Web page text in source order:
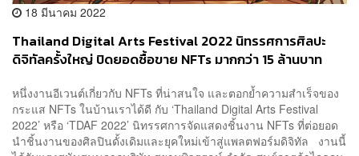
18 มีนาคม 2022
Thailand Digital Arts Festival 2022 นิทรรศการศิลปะ
ดิจิทัลครั้งใหญ่ ปิดยอดซื้อขาย NFTs มากกว่า 15 ล้านบาท
หนึ่งงานอีเวนต์เกี่ยวกับ NFTs ที่น่าสนใจ และตอกย้ำความสำเร็จของ
กระแส NFTs ในบ้านเราได้ดี กับ ‘Thailand Digital Arts Festival
2022’ หรือ ‘TDAF 2022’ นิทรรศการจัดแสดงชิ้นงาน NFTs ที่ต่อยอด
นำชิ้นงานของศิลปินดั้งเดิมและยุคใหม่เข้าสู่แพลตฟอร์มดิจิทัล งานนี้